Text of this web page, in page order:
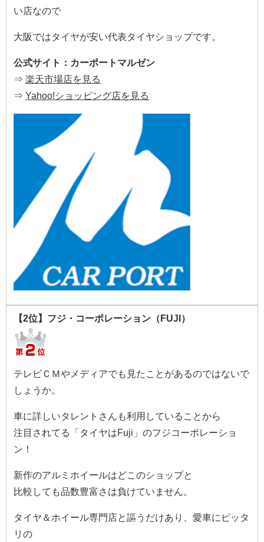
い店なので
大阪ではタイヤが安い代表タイヤショップです。
公式サイト：カーポートマルゼン
⇒ 楽天市場店を見る
⇒ Yahoo!ショッピング店を見る
【2位】フジ・コーポレーション（FUJI）
テレビＣＭやメディアでも見たことがあるのではないで
しょうか。
車に詳しいタレントさんも利用していることから
注目されてる「タイヤはFuji」のフジコーポレーショ
ン！
新作のアルミホイールはどこのショップと
比較しても品数豊富さは負けていません。
タイヤ＆ホイール専門店と謳うだけあり、愛車にピッタ
リの